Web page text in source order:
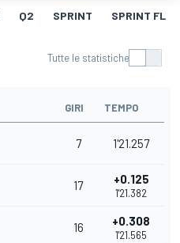
Q2 SPRINT SPRINT FL
Tutte le statistiche
GIRI TEMPO
7 1'21.257
17 +0.125
1'21.382
16 +0.308
1'21.565